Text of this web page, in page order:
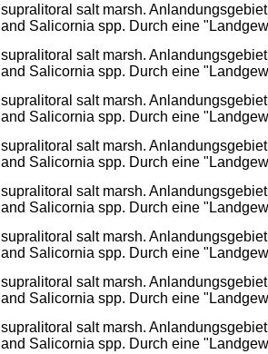
supralitoral salt marsh.
and Salicornia spp. Durch eine
supralitoral salt marsh.
and Salicornia spp. Durch eine
supralitoral salt marsh.
and Salicornia spp. Durch eine
supralitoral salt marsh.
and Salicornia spp. Durch eine
supralitoral salt marsh.
and Salicornia spp. Durch eine
supralitoral salt marsh.
and Salicornia spp. Durch eine
supralitoral salt marsh.
and Salicornia spp. Durch eine
supralitoral salt marsh.
and Salicornia spp. Durch eine